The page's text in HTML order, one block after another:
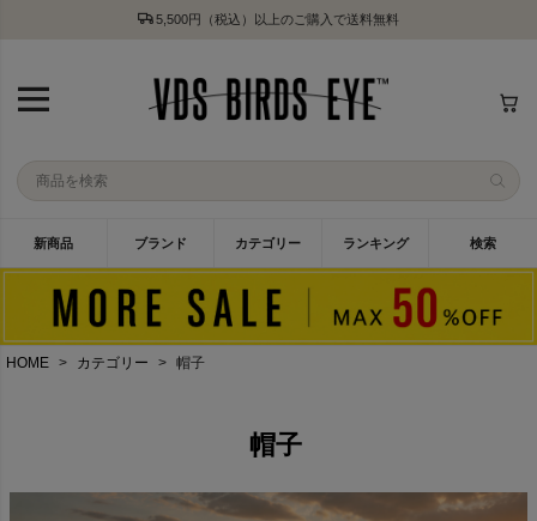
5,500円（税込）以上のご購入で送料無料
新商品 ブランド カテゴリー ランキング 検索
HOME カテゴリー 帽子
帽子